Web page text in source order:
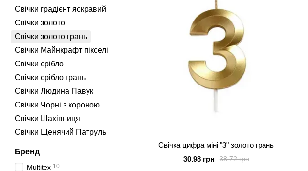
Свічка цифра міні "3" золото грань
38.72 грн
30.98 грн
Свічки градієнт яскравий
Свічки золото
Свічки золото грань
Свічки Майнкрафт пікселі
Свічки срібло
Свічки срібло грань
Свічки Людина Павук
Свічки Чорні з короною
Свічки Шахівниця
Свічки Щенячий Патруль
Бренд
Multitex 10